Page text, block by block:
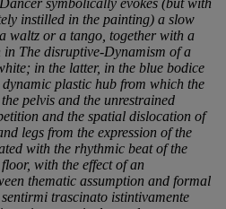
instilled in the painting) a slow
waltz or a tango, together with a
in The disruptive-Dynamism of a
; in the latter, in the blue bodice
plastic hub from which the
pelvis and the unrestrained
and the spatial dislocation of
legs from the expression of the
with the rhythmic beat of the
with the effect of an
thematic assumption and formal
trascinato istintivamente